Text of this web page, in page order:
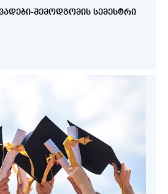
ᲨᲔᲛᲝᲓᲒᲝᲛᲘᲡ ᲡᲔᲛᲔᲡᲢᲠᲘ